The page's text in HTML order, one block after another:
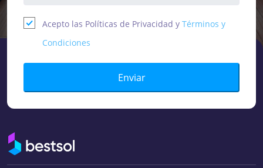
Acepto las Políticas de Privacidad y Términos y
Condiciones
Enviar